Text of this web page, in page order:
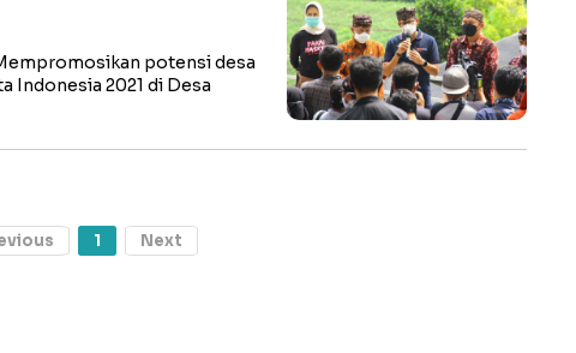
potensi desa
Indonesia 2021 di Desa
1 Next